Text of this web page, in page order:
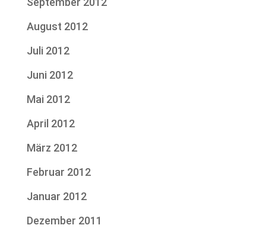
August 2012
Juli 2012
Juni 2012
Mai 2012
April 2012
März 2012
Februar 2012
Januar 2012
Dezember 2011